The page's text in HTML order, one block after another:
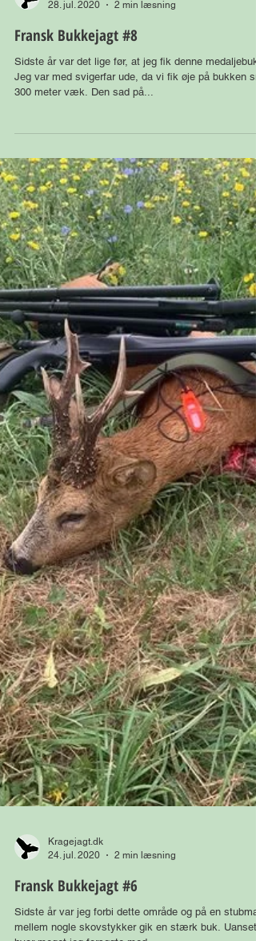
Kragejagt.dk
28. jul. 2020
2 min læsning
Fransk Bukkejagt #8
Sidste år var det lige før, at jeg fik denne medaljebuk.
300 meter væk. Den sad på...
Kragejagt.dk
24. jul. 2020
2 min læsning